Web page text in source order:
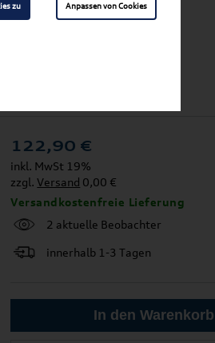
122,90 €
inkl. MwSt 19%
zzgl.Versand 0,00 €
Versandkostenfreie Lieferung
2 aktuelle Beobachter
innerhalb 1-3 Tagen
zu Anpassen von Cookies